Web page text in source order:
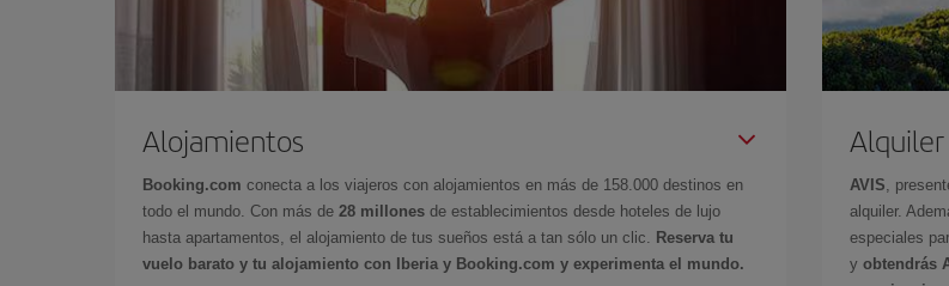
Alojamientos
Booking.com conecta a los viajeros con alojamientos en más de 158.000 destinos en
todo el mundo. Con más de 28 millones de establecimientos desde hoteles de lujo
hasta apartamentos, el alojamiento de tus sueños está a tan sólo un clic.
Reserva tu
vuelo barato y tu alojamiento con Iberia y Booking.com y experimenta el mundo.
AVIS ,
alquiler.
especiales
y obtendrás